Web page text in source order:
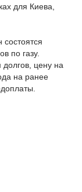
для Киева,
по газу.
цену на
на ранее